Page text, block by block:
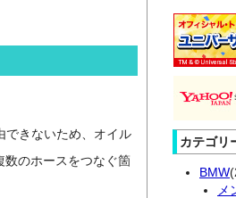
できないため、オイル
のホースをつなぐ箇
カテゴリ
BMW
メ